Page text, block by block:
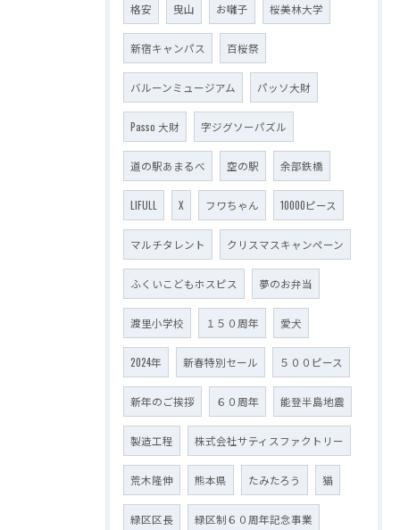
格安 曳山 お囃子 桜美林大学
新宿キャンパス 百桜祭
バルーンミュージアム パッソ大財
Passo 大財 字ジグソーパズル
道の駅あまるべ 空の駅 余部鉄橋
LIFULL X フワちゃん 10000ピース
マルチタレント クリスマスキャンペーン
ふくいこどもホスピス 夢のお弁当
渡里小学校 １５０周年 愛犬
2024年 新春特別セール ５００ピース
新年のご挨拶 ６０周年 能登半島地震
製造工程 株式会社サティスファクトリー
荒木隆伸 熊本県 たみたろう 猫
緑区区長 緑区制６０周年記念事業